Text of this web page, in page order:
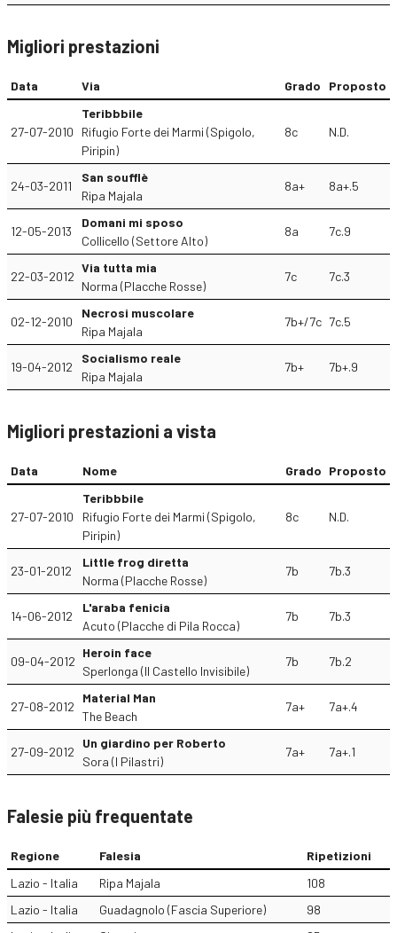
Migliori prestazioni
Data Via Grado Proposto
27-07-2010
Teribbbile
Rifugio Forte dei Marmi (Spigolo,
Piripin)
8c N.D.
24-03-2011
San soufflè
Ripa Majala
8a+ 8a+.5
12-05-2013
Domani mi sposo
Collicello (Settore Alto)
8a 7c.9
22-03-2012
Via tutta mia
Norma (Placche Rosse)
7c 7c.3
02-12-2010
Necrosi muscolare
Ripa Majala
7b+/7c 7c.5
19-04-2012
Socialismo reale
Ripa Majala
7b+ 7b+.9
Migliori prestazioni a vista
Data Nome Grado Proposto
27-07-2010
Teribbbile
Rifugio Forte dei Marmi (Spigolo,
Piripin)
8c N.D.
23-01-2012
Little frog diretta
Norma (Placche Rosse)
7b 7b.3
14-06-2012
L'araba fenicia
Acuto (Placche di Pila Rocca)
7b 7b.3
09-04-2012
Heroin face
Sperlonga (Il Castello Invisibile)
7b 7b.2
27-08-2012
Material Man
The Beach
7a+ 7a+.4
27-09-2012
Un giardino per Roberto
Sora (I Pilastri)
7a+ 7a+.1
Falesie più frequentate
Regione Falesia
Ripetizioni
Lazio - Italia
Ripa Majala
108
Lazio - Italia
Guadagnolo (Fascia Superiore)
98